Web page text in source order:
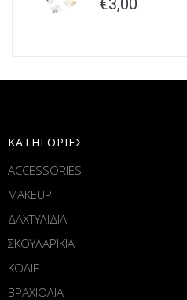
€3,00
ΚΑΤΗΓΟΡΙΕΣ
ACCESSORIES
MAKEUP
ΔΑΧΤΥΛΙΔΙΑ
ΣΚΟΥΛΑΡΙΚΙΑ
ΚΟΛΙΕ
ΒΡΑΧΙΟΛΙΑ